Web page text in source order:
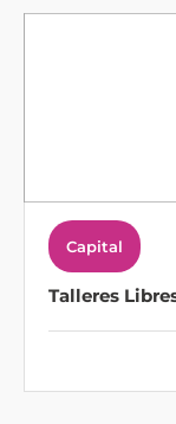
Capital
Talleres